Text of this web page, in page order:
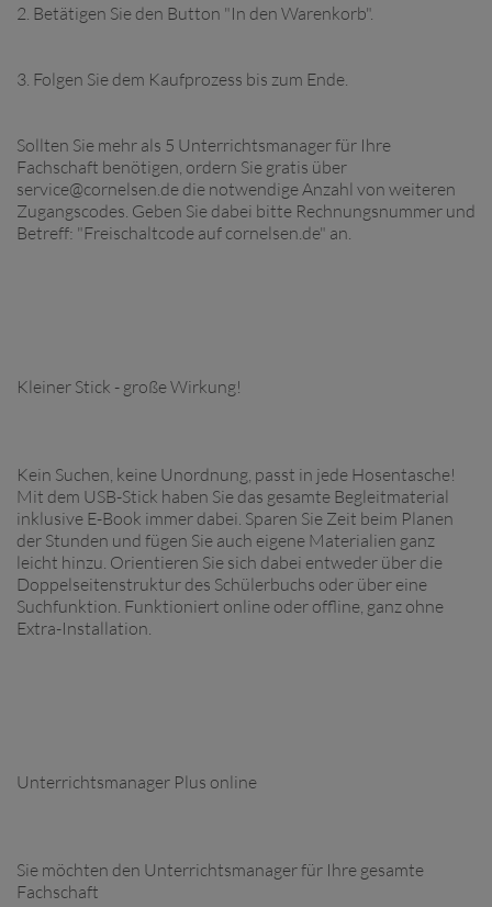
2. Betätigen Sie den Button "In den Warenkorb".
3. Folgen Sie dem Kaufprozess bis zum Ende.
Sollten Sie mehr als 5 Unterrichtsmanager für Ihre
Fachschaft benötigen, ordern Sie gratis über
service@cornelsen.de die notwendige Anzahl von weiteren
Zugangscodes. Geben Sie dabei bitte Rechnungsnummer und
Betreff: "Freischaltcode auf cornelsen.de" an.
Kleiner Stick - große Wirkung!
Kein Suchen, keine Unordnung, passt in jede Hosentasche!
Mit dem USB-Stick haben Sie das gesamte Begleitmaterial
inklusive E-Book immer dabei. Sparen Sie Zeit beim Planen
der Stunden und fügen Sie auch eigene Materialien ganz
leicht hinzu. Orientieren Sie sich dabei entweder über die
Doppelseitenstruktur des Schülerbuchs oder über eine
Suchfunktion. Funktioniert online oder offline, ganz ohne
Extra-Installation.
Unterrichtsmanager Plus online
Sie möchten den Unterrichtsmanager für Ihre gesamte
Fachschaft